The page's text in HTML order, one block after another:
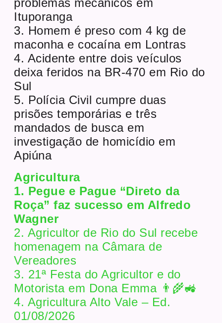
Ituporanga
3. Homem é preso com 4 kg de
maconha e cocaína em Lontras
4. Acidente entre dois veículos
deixa feridos na BR-470 em Rio do
Sul
5. Polícia Civil cumpre duas
prisões temporárias e três
mandados de busca em
investigação de homicídio em
Apiúna
Agricultura
1. Pegue e Pague “Direto da
Roça” faz sucesso em Alfredo
Wagner
2. Agricultor de Rio do Sul recebe
homenagem na Câmara de
Vereadores
3. 21ª Festa do Agricultor e do
Motorista em Dona Emma 👨‍🌾🚜
4. Agricultura Alto Vale – Ed.
01/08/2026